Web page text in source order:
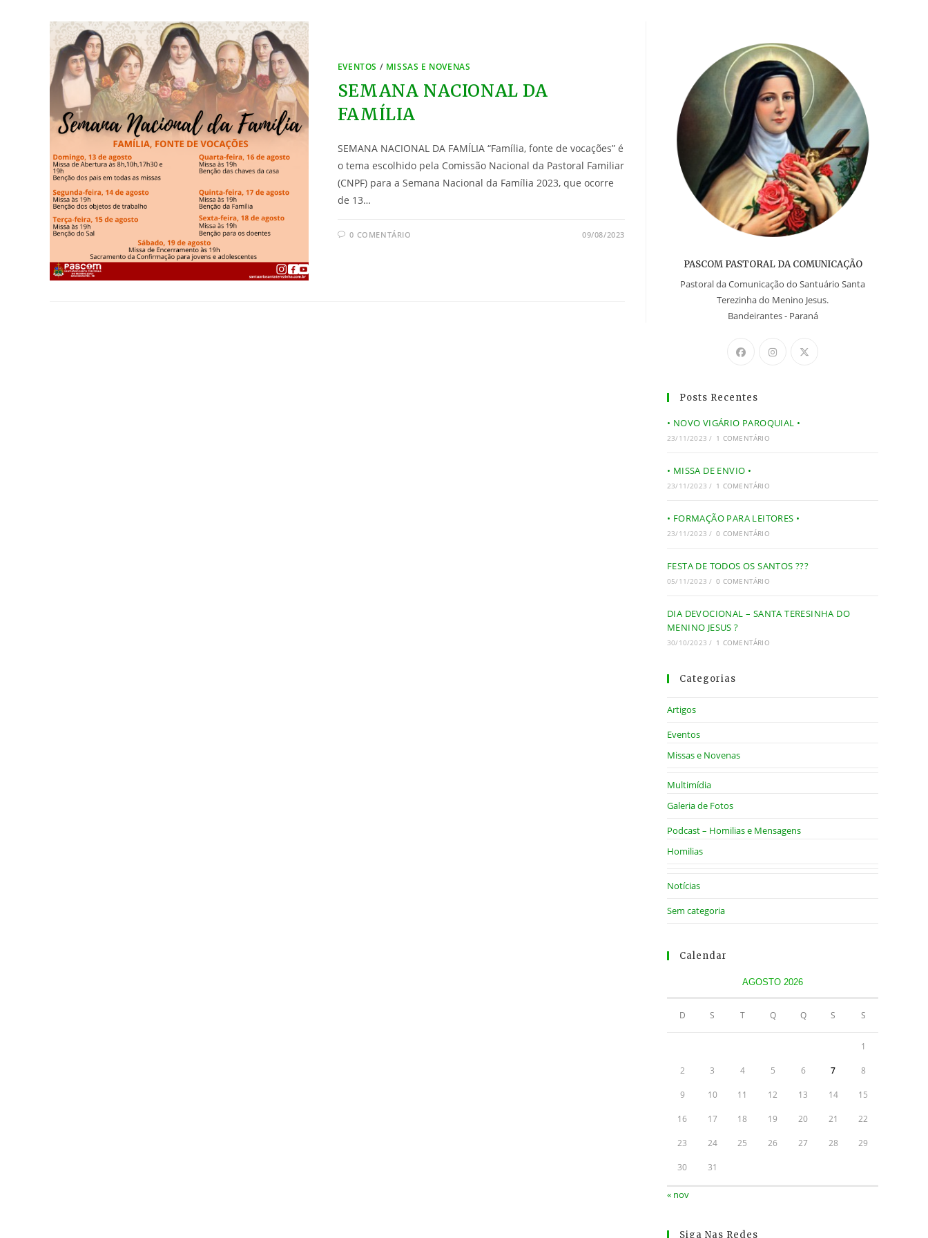
EVENTOS / MISSAS E NOVENAS
SEMANA NACIONAL DA
FAMÍLIA
SEMANA NACIONAL DA FAMÍLIA “Família, fonte de vocações” é
o tema escolhido pela Comissão Nacional da Pastoral Familiar
(CNPF) para a Semana Nacional da Família 2023, que ocorre
de 13…
0 COMENTÁRIO 09/08/2023
PASCOM PASTORAL DA COMUNICAÇÃO
Pastoral da Comunicação do Santuário Santa
Terezinha do Menino Jesus.
Bandeirantes - Paraná
Posts Recentes
• NOVO VIGÁRIO PAROQUIAL •
23/11/2023 / 1 COMENTÁRIO
• MISSA DE ENVIO •
23/11/2023 / 1 COMENTÁRIO
• FORMAÇÃO PARA LEITORES •
23/11/2023 / 0 COMENTÁRIO
FESTA DE TODOS OS SANTOS ???
05/11/2023 / 0 COMENTÁRIO
DIA DEVOCIONAL – SANTA TERESINHA DO
MENINO JESUS ?
30/10/2023 / 1 COMENTÁRIO
Categorias
Artigos
Eventos
Missas e Novenas
Multimídia
Galeria de Fotos
Podcast – Homilias e Mensagens
Homilias
Notícias
Sem categoria
Calendar
AGOSTO 2026
D S T Q Q S S
1
2 3 4 5 6 7 8
9 10 11 12 13 14 15
16 17 18 19 20 21 22
23 24 25 26 27 28 29
30 31
« nov
Siga Nas Redes